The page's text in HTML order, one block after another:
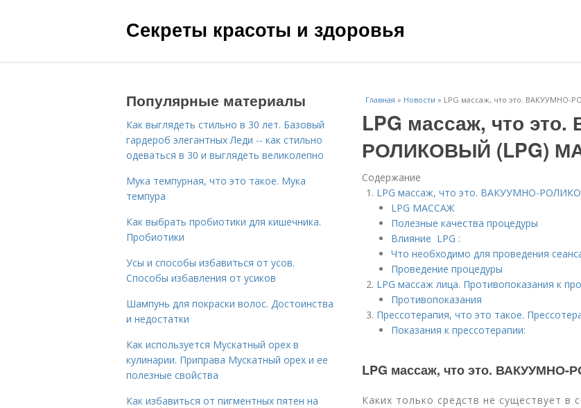
Секреты красоты и здоровья
Главная » Новости » LPG массаж, что это. ВАКУУМНО-
LPG массаж, что
РОЛИКОВЫЙ (LPG)
Содержание
LPG массаж, что это. ВАКУУМНО-
LPG МАССАЖ
Полезные качества процедуры
Влияние LPG :
Что необходимо для проведения
Проведение процедуры
LPG массаж лица. Противопоказания к
Противопоказания
Прессотерапия, что это такое.
Показания к прессотерапии:
LPG массаж, что это.
Каких только средств не существует
Популярные материалы
Как выглядеть стильно в 30 лет. Базовый
гардероб элегантных Леди -- как стильно
одеваться в 30 и выглядеть великолепно
Мука темпурная, что это такое. Мука
темпура
Как выбрать пробиотики для кишечника.
Пробиотики
Усы и способы избавиться от усов.
Способы избавления от усиков
Шампунь для покраски волос. Достоинства
и недостатки
Как используется Мускатный орех в
кулинарии. Приправа Мускатный орех и ее
полезные свойства
Как избавиться от пигментных пятен на